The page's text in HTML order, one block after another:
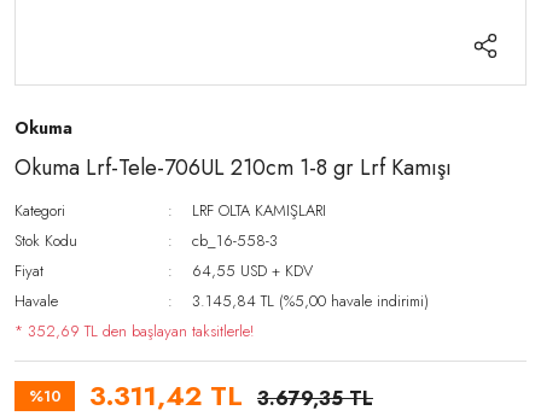
Okuma
Okuma Lrf-Tele-706UL 210cm 1-8 gr Lrf Kamışı
Kategori
LRF OLTA KAMIŞLARI
Stok Kodu
cb_16-558-3
Fiyat
64,55 USD + KDV
Havale
3.145,84 TL (%5,00 havale indirimi)
* 352,69 TL den başlayan taksitlerle!
%10 3.311,42 TL 3.679,35 TL